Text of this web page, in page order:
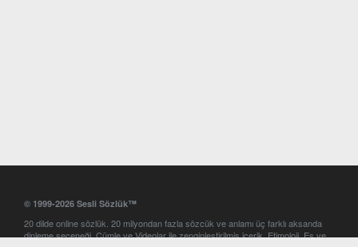
© 1999-2026 Sesli Sözlük™
20 dilde online sözlük. 20 milyondan fazla sözcük ve anlamı üç farklı aksanda
dinleme seçeneği. Cümle ve Videolar ile zenginleştirilmiş içerik. Etimoloji, Eş ve